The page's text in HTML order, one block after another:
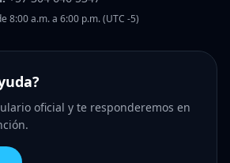
8:00 a.m. a 6:00 p.m. (UTC -5)
oficial y te responderemos en